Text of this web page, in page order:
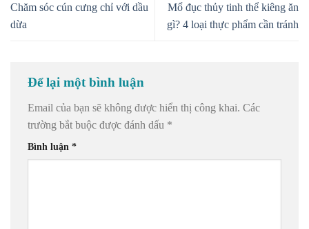
Chăm sóc cún cưng chỉ với dầu
dừa
Mổ đục thủy tinh thể kiêng ăn
gì? 4 loại thực phẩm cần tránh
Để lại một bình luận
Email của bạn sẽ không được hiển thị công khai. Các
trường bắt buộc được đánh dấu *
Bình luận *